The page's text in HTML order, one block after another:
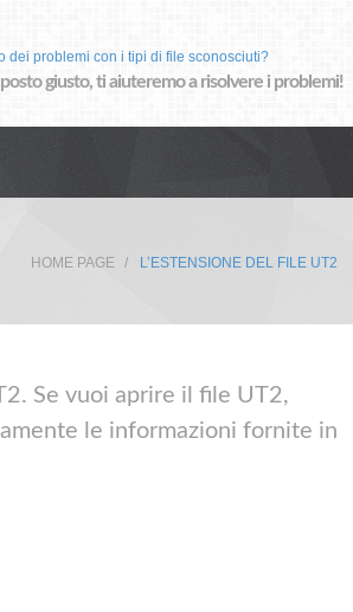
dei problemi con i tipi di file sconosciuti?
giusto, ti aiuteremo a risolvere i problemi!
HOME PAGE L’ESTENSIONE DEL FILE UT2
Se vuoi aprire il file UT2,
le informazioni fornite in